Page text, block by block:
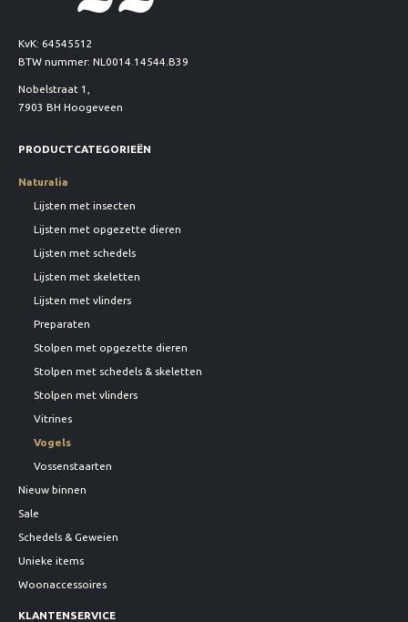
KvK: 64545512
BTW nummer: NL0014.14544.B39
Nobelstraat 1,
7903 BH Hoogeveen
PRODUCTCATEGORIEËN
Naturalia
Lijsten met insecten
Lijsten met opgezette dieren
Lijsten met schedels
Lijsten met skeletten
Lijsten met vlinders
Preparaten
Stolpen met opgezette dieren
Stolpen met schedels & skeletten
Stolpen met vlinders
Vitrines
Vogels
Vossenstaarten
Nieuw binnen
Sale
Schedels & Geweien
Unieke items
Woonaccessoires
KLANTENSERVICE